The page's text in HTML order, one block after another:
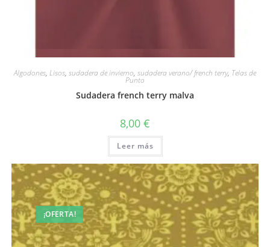
Vista rápida
Algodones, Lisos, sudadera de invierno, sudadera verano/ french terry, Telas de
Punto
Sudadera french terry malva
8,00 €
Leer más
¡OFERTA!